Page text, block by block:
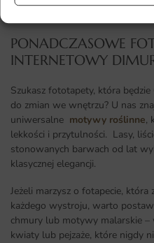
PONADCZASOWE
INTERNETOWY
Szukasz fototapety, która będzie
do zmian we wnętrzu? U nas
uniwersalne motywy roślinne,
lekkości i przytulności. Lasy,
stonowanych barwach od lat
klasycznej elegancji.
Jeżeli marzysz o fotapecie, która
każdego wystroju, warto
chmury lub motywy malarskie
kwiaty lub pejzaże, które nigdy